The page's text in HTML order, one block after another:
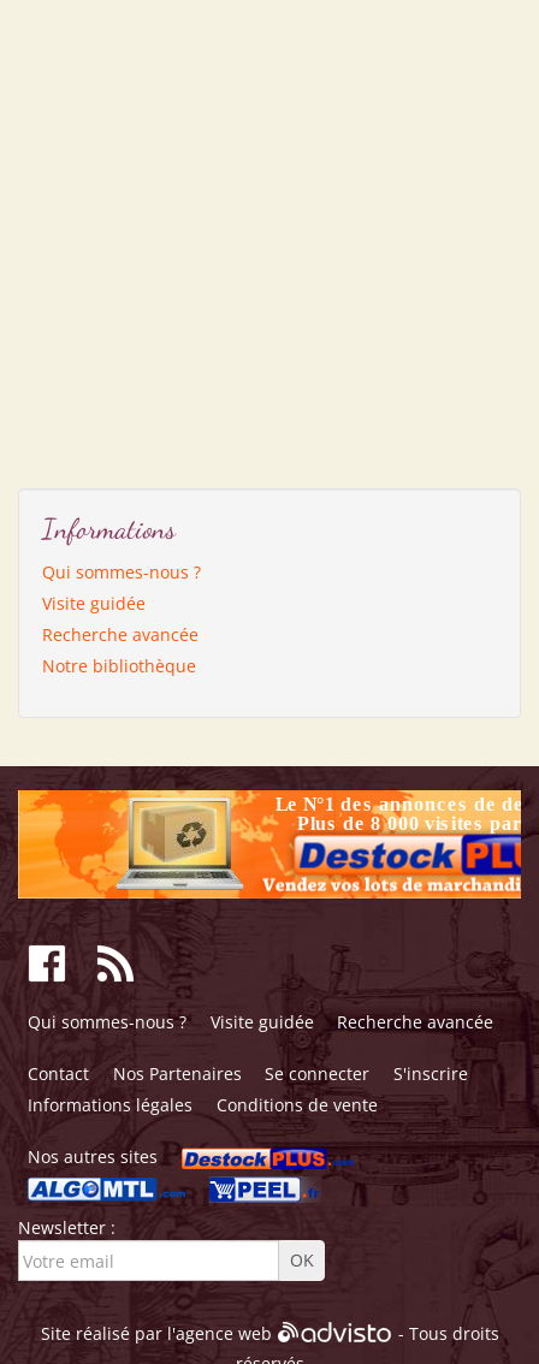
Informations
Qui sommes-nous ?
Visite guidée
Recherche avancée
Notre bibliothèque
Qui sommes-nous ? Visite guidée Recherche avancée
Contact Nos Partenaires Se connecter
S'inscrire
Informations légales
Conditions de vente
Nos autres sites
Newsletter :
Site réalisé par l'agence web
- Tous droits